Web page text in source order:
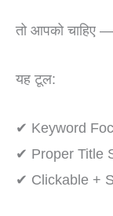
तो आपको चाहिए —
यह टूल:
✔ Keyword
✔ Proper Title
✔ Clickable +